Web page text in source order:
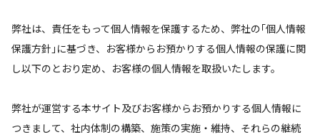
弊社は、責任をもって個人情報を保護するため、弊社の｢個人情報
保護方針｣に基づき、お客様からお預かりする個人情報の保護に関
し以下のとおり定め、お客様の個人情報を取扱いたします。
弊社が運営する本サイト及びお客様からお預かりする個人情報に
つきまして、社内体制の構築、施策の実施・維持、それらの継続